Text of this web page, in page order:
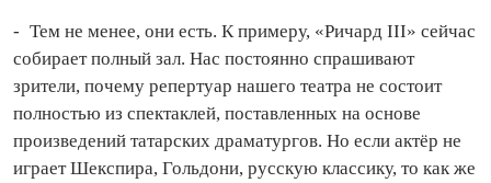
- Тем не менее, они есть. К примеру, «Ричард III» сейчас
собирает полный зал. Нас постоянно спрашивают
зрители, почему репертуар нашего театра не состоит
полностью из спектаклей, поставленных на основе
произведений татарских драматургов. Но если актёр не
играет Шекспира, Гольдони, русскую классику, то как же